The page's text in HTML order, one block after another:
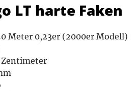
LT harte Faken
Meter 0,23er (2000er Modell)